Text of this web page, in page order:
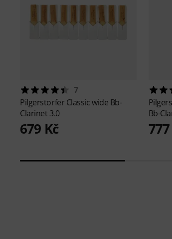
7
Pilgerstorfer Classic wide Bb-
Clarinet 3.0
679 Kč
Bb-